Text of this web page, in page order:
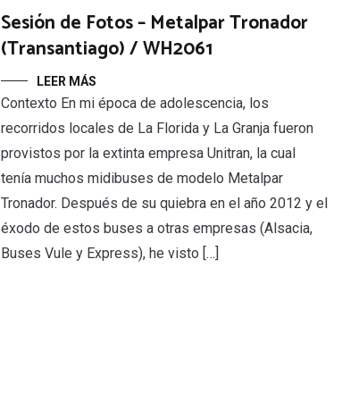
Sesión de Fotos – Metalpar Tronador
(Transantiago) / WH2061
LEER MÁS
Contexto En mi época de adolescencia, los
recorridos locales de La Florida y La Granja fueron
provistos por la extinta empresa Unitran, la cual
tenía muchos midibuses de modelo Metalpar
Tronador. Después de su quiebra en el año 2012 y el
éxodo de estos buses a otras empresas (Alsacia,
Buses Vule y Express), he visto […]